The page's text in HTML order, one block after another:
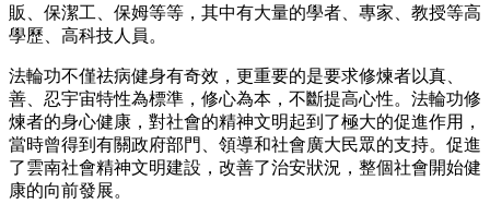
販、保潔工、保姆等等，其中有大量的學者、專家、教授等高
學歷、高科技人員。
法輪功不僅祛病健身有奇效，更重要的是要求修煉者以真、
善、忍宇宙特性為標準，修心為本，不斷提高心性。法輪功修
煉者的身心健康，對社會的精神文明起到了極大的促進作用，
當時曾得到有關政府部門、領導和社會廣大民眾的支持。促進
了雲南社會精神文明建設，改善了治安狀況，整個社會開始健
康的向前發展。